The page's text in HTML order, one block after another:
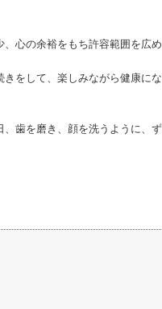
、心の余裕をもち許容範囲を広
きをして、楽しみながら健康に
、歯を磨き、顔を洗うように、